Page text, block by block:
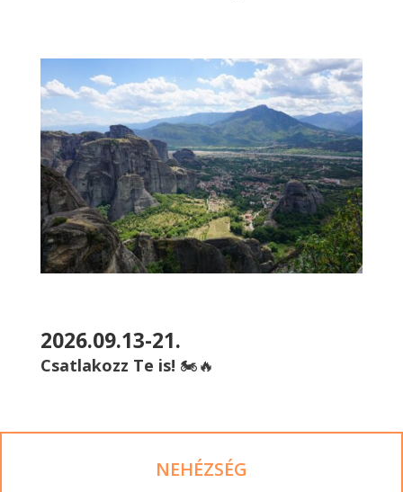
2026.09.13-21.
Csatlakozz Te is! 🏍️🔥
NEHÉZSÉG